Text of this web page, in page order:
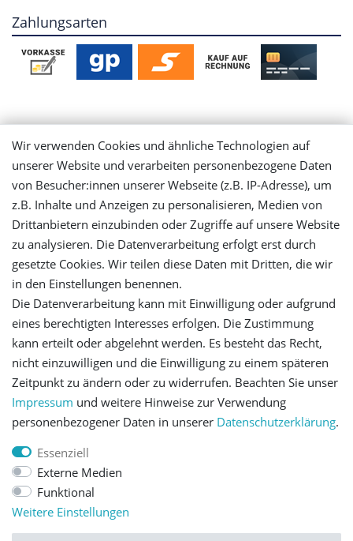
Zahlungsarten
Mein Konto
Login
Registrieren
Versandinformationen
Let's stay connected
Impressum Daten­schutz­erklärung AGB
Barrierefreiheitserklärung
Vertrag widerrufen Kontakt
Wir verwenden Cookies und ähnliche Technologien auf
unserer Website und verarbeiten personenbezogene Daten
von Besucher:innen unserer Webseite (z.B. IP-Adresse), um
z.B. Inhalte und Anzeigen zu personalisieren, Medien von
Drittanbietern einzubinden oder Zugriffe auf unsere Website
zu analysieren. Die Datenverarbeitung erfolgt erst durch
gesetzte Cookies. Wir teilen diese Daten mit Dritten, die wir
in den Einstellungen benennen.
Die Datenverarbeitung kann mit Einwilligung oder aufgrund
eines berechtigten Interesses erfolgen. Die Zustimmung
kann erteilt oder abgelehnt werden. Es besteht das Recht,
nicht einzuwilligen und die Einwilligung zu einem späteren
Zeitpunkt zu ändern oder zu widerrufen. Beachten Sie unser
Impressum und weitere Hinweise zur Verwendung
personenbezogener Daten in unserer Daten­schutz­erklärung.
Essenziell
Externe Medien
Funktional
Weitere Einstellungen